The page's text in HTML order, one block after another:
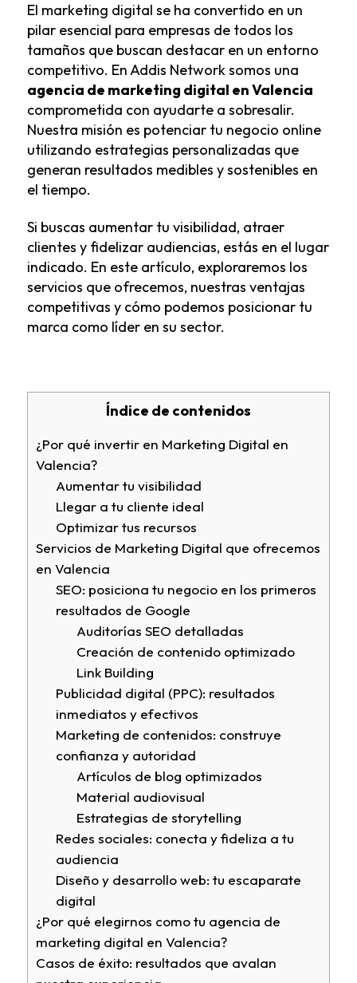
El marketing digital se ha convertido en un
pilar esencial para empresas de todos los
tamaños que buscan destacar en un entorno
competitivo. En Addis Network somos una
agencia de marketing digital en Valencia
comprometida con ayudarte a sobresalir.
Nuestra misión es potenciar tu negocio online
utilizando estrategias personalizadas que
generan resultados medibles y sostenibles en
el tiempo.
Si buscas aumentar tu visibilidad, atraer
clientes y fidelizar audiencias, estás en el lugar
indicado. En este artículo, exploraremos los
servicios que ofrecemos, nuestras ventajas
competitivas y cómo podemos posicionar tu
marca como líder en su sector.
Índice de contenidos
¿Por qué invertir en Marketing Digital en
Valencia?
Aumentar tu visibilidad
Llegar a tu cliente ideal
Optimizar tus recursos
Servicios de Marketing Digital que ofrecemos
en Valencia
SEO: posiciona tu negocio en los primeros
resultados de Google
Auditorías SEO detalladas
Creación de contenido optimizado
Link Building
Publicidad digital (PPC): resultados
inmediatos y efectivos
Marketing de contenidos: construye
confianza y autoridad
Artículos de blog optimizados
Material audiovisual
Estrategias de storytelling
Redes sociales: conecta y fideliza a tu
audiencia
Diseño y desarrollo web: tu escaparate
digital
¿Por qué elegirnos como tu agencia de
marketing digital en Valencia?
Casos de éxito: resultados que avalan